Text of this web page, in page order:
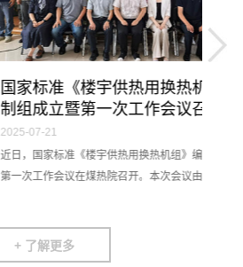
宇供热用换热机组》编
一次工作会议召开
宇供热用换热机组》编制组成立暨
热院召开。本次会议由全国城镇供
+ 了解更多